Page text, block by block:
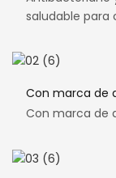
saludable para
Con marca de
Con marca de